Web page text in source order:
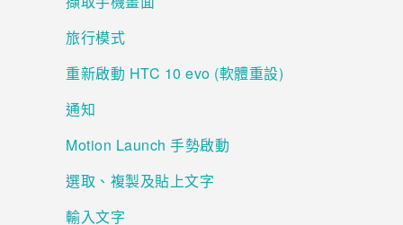
旅行模式
重新啟動 HTC 10 evo (軟體重設)
通知
Motion Launch 手勢啟動
選取、複製及貼上文字
輸入文字